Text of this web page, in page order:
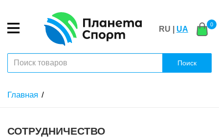
RU | UA
0
Поиск
Главная
СОТРУДНИЧЕСТВО